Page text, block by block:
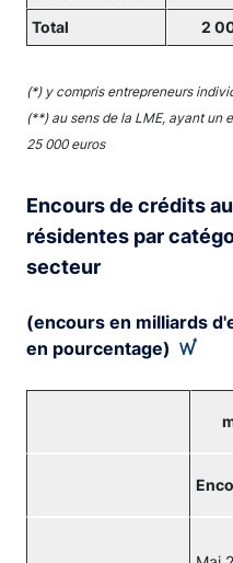
Total 2
(*) y compris entrepreneurs
(**) au sens de la LME, ayant un
25 000 euros
Encours de crédits
résidentes par
secteur
(encours en milliards
en pourcentage)